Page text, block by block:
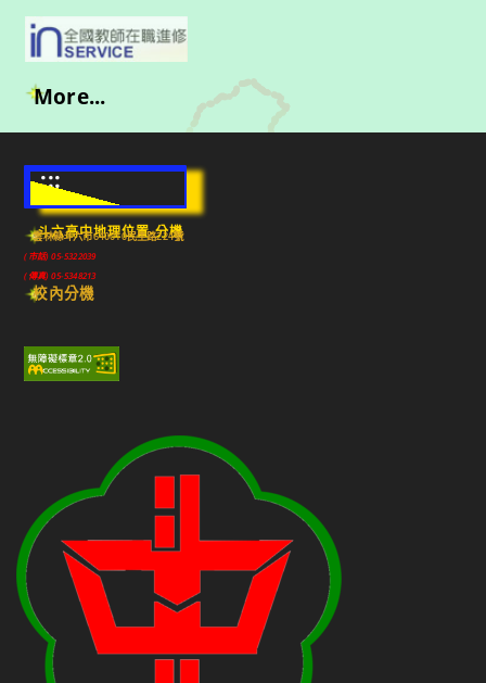
More...
:::
斗六高中地理位置-分機
雲林縣斗六市640010民生路224號
(市話) 05-5322039
(傳真) 05-5348213
校內分機